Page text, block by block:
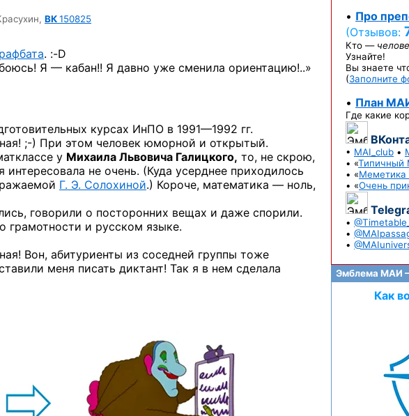
ВК150825
. :-D
Я — кабан!! Я давно уже сменила ориентацию!..»
курсах ИнПО в 1991—1992 гг.
;-) При этом человек юморной и открытый.
у Михаила Львовича Галицкого, то, не скрою,
не очень. (Куда усерднее приходилось
Г. Э. Солохиной.) Короче, математика — ноль,
говорили о посторонних вещах и даже спорили.
грамотности и русском языке.
Вон, абитуриенты из соседней группы тоже
меня писать диктант! Так я в нем сделала
• Про
(Отзывов:
Кто —
Узнайте!
Вы знаете
(Заполните
• План
Где какие
• MAI_club •
• «Типичный
• «
• «Очень
•
•
•
Эмблема МАИ
Как